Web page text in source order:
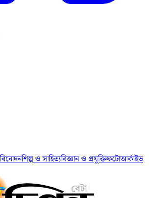
বিনোদনশিল্প ও সাহিত্যবিজ্ঞান ও প্রযুক্তিফটোআর্কাইভ